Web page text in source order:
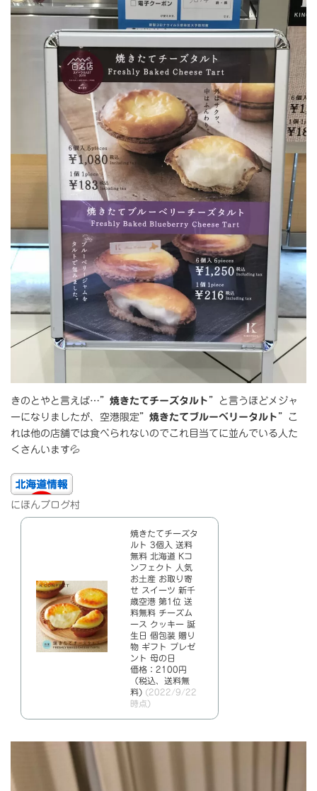
きのとやと言えば…” 焼きたてチーズタルト ”と言うほどメジャ
ーになりましたが、空港限定” 焼きたてブルーベリータルト ”こ
れは他の店舗では食べられないのでこれ目当てに並んでいる人た
くさんいます💦
にほんブログ村
焼きたてチーズタ
ルト 3個入 送料
無料 北海道 Kコ
ンフェクト 人気
お土産 お取り寄
せ スイーツ 新千
歳空港 第1位 送
料無料 チーズム
ース クッキー 誕
生日 個包装 贈り
物 ギフト プレゼ
ント 母の日
価格：2100円
（税込、送料無
料) (2022/9/22
時点)